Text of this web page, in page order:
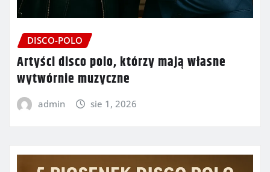
DISCO-POLO
Artyści disco polo, którzy mają własne
wytwórnie muzyczne
admin sie 1, 2026